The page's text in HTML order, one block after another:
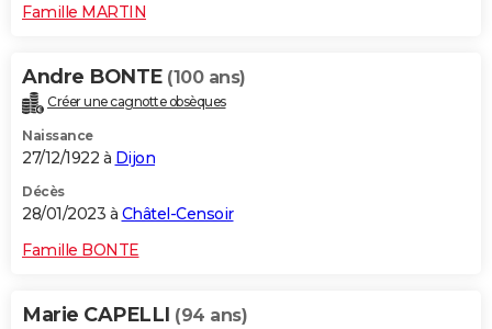
Famille MARTIN
Andre BONTE (100 ans)
Créer une cagnotte obsèques
Naissance
27/12/1922 à Dijon
Décès
28/01/2023 à Châtel-Censoir
Famille BONTE
Marie CAPELLI (94 ans)